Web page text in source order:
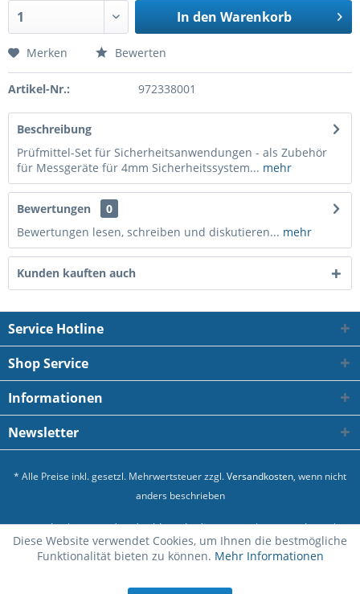
In den Warenkorb
Merken Bewerten
Artikel-Nr.: 972338001
Beschreibung
Prüfmittel-Set für Sicherheitsanwendungen - als Zubehör
für Messgeräte für 4mm Sicherheitssystem... mehr
Bewertungen
0
Bewertungen lesen, schreiben und diskutieren... mehr
Kunden kauften auch
Service Hotline
Shop Service
Informationen
Newsletter
* Alle Preise inkl. gesetzl. Mehrwertsteuer zzgl.Versandkosten, wenn nicht
anders beschrieben
Kontakt Versand und Zahlungsbedingungen
Datenschutz
Allgemeine Geschäftsbedingungen
Impressum
Diese Website verwendet Cookies, um Ihnen die bestmögliche
Funktionalität bieten zu können. Mehr Informationen